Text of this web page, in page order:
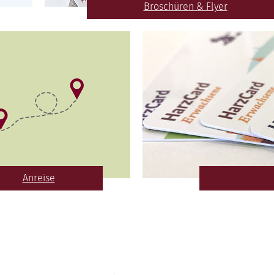
Broschüren & Flyer
Anreise